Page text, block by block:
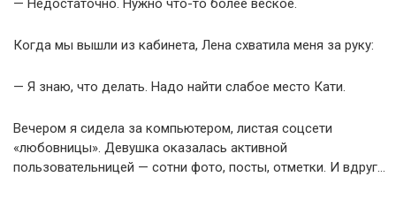
— Недостаточно. Нужно что-то более веское.
Когда мы вышли из кабинета, Лена схватила меня за руку:
— Я знаю, что делать. Надо найти слабое место Кати.
Вечером я сидела за компьютером, листая соцсети
«любовницы». Девушка оказалась активной
пользовательницей — сотни фото, посты, отметки. И вдруг…